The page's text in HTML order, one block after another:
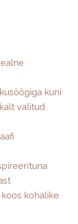
kuni
valitud
kohalike